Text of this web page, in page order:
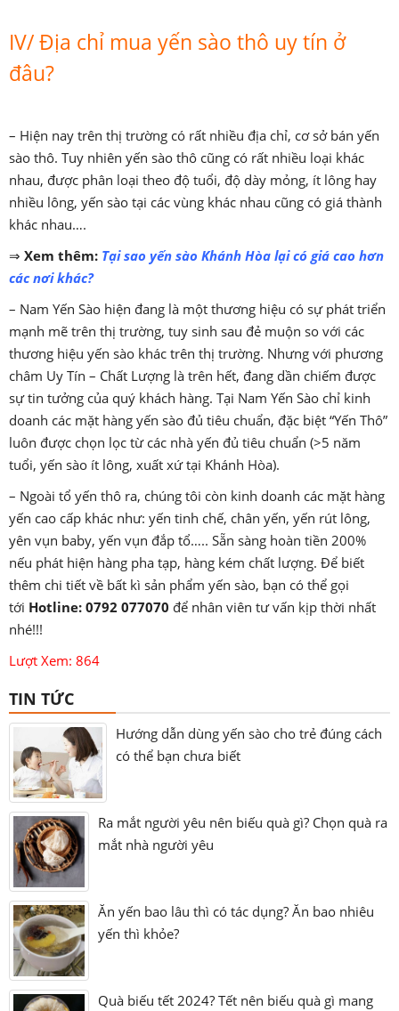
IV/ Địa chỉ mua yến sào thô uy tín ở
đâu?
– Hiện nay trên thị trường có rất nhiều địa chỉ, cơ sở bán yến
sào thô. Tuy nhiên yến sào thô cũng có rất nhiều loại khác
nhau, được phân loại theo độ tuổi, độ dày mỏng, ít lông hay
nhiều lông, yến sào tại các vùng khác nhau cũng có giá thành
khác nhau….
⇒ Xem thêm: Tại sao yến sào Khánh Hòa lại có giá cao hơn
các nơi khác?
– Nam Yến Sào hiện đang là một thương hiệu có sự phát triển
mạnh mẽ trên thị trường, tuy sinh sau đẻ muộn so với các
thương hiệu yến sào khác trên thị trường. Nhưng với phương
châm Uy Tín – Chất Lượng là trên hết, đang dần chiếm được
sự tin tưởng của quý khách hàng. Tại Nam Yến Sào chỉ kinh
doanh các mặt hàng yến sào đủ tiêu chuẩn, đặc biệt “Yến Thô”
luôn được chọn lọc từ các nhà yến đủ tiêu chuẩn (>5 năm
tuổi, yến sào ít lông, xuất xứ tại Khánh Hòa).
– Ngoài tổ yến thô ra, chúng tôi còn kinh doanh các mặt hàng
yến cao cấp khác như: yến tinh chế, chân yến, yến rút lông,
yên vụn baby, yến vụn đắp tổ….. Sẵn sàng hoàn tiền 200%
nếu phát hiện hàng pha tạp, hàng kém chất lượng. Để biết
thêm chi tiết về bất kì sản phẩm yến sào, bạn có thể gọi
tới Hotline: 0792 077070 để nhân viên tư vấn kịp thời nhất
nhé!!!
Lượt Xem: 864
TIN TỨC
Hướng dẫn dùng yến sào cho trẻ đúng cách
có thể bạn chưa biết
Ra mắt người yêu nên biếu quà gì? Chọn quà ra
mắt nhà người yêu
Ăn yến bao lâu thì có tác dụng? Ăn bao nhiêu
yến thì khỏe?
Quà biếu tết 2024? Tết nên biếu quà gì mang